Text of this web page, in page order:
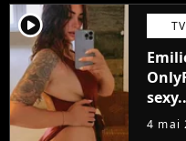
player2 TV
4 mai